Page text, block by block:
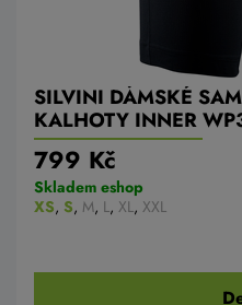
SILVINI DÁMSKÉ
KALHOTY INNER
799 Kč
Skladem eshop
XS, S, M, L, XL, XXL